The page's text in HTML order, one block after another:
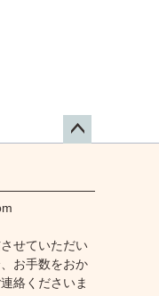
ップ
せていただい
お手数をおか
絡くださいま